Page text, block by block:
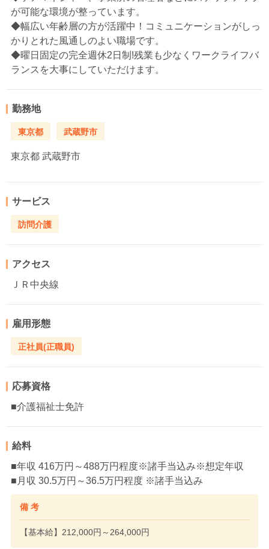
が可能な環境が整っています。
◆幅広い年齢層の方が活躍中！コミュニケーションがしっ
かりとれた風通しのよい職場です。
◆曜日固定の完全週休2日制!残業も少なくワークライフバ
ランスを大事にしていただけます。
勤務地
東京都 武蔵野市
東京都 武蔵野市
サービス
訪問介護
アクセス
ＪＲ中央線
雇用形態
正社員(正職員)
応募資格
■介護福祉士免許
給料
■年収 416万円～488万円程度※諸手当込み※想定年収
■月収 30.5万円～36.5万円程度 ※諸手当込み
備 考
【基本給】212,000円～264,000円